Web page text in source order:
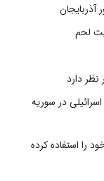
لحم
در سوریه
خود را استفاده کرده